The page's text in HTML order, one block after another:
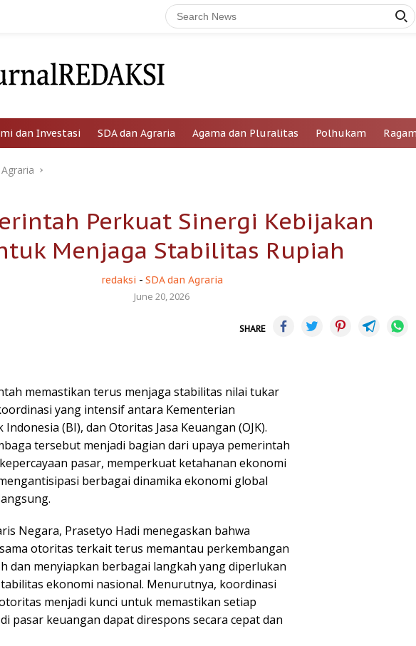
dan Investasi SDA dan Agraria Agama dan Pluralitas Polhukam Ragam
Perkuat Sinergi Kebijakan
Menjaga Stabilitas Rupiah
redaksi - SDA dan Agraria
June 20, 2026
SHARE
memastikan terus menjaga stabilitas nilai tukar
yang intensif antara Kementerian
Indonesia (BI), dan Otoritas Jasa Keuangan (OJK).
tersebut menjadi bagian dari upaya pemerintah
pasar, memperkuat ketahanan ekonomi
berbagai dinamika ekonomi global
Negara, Prasetyo Hadi menegaskan bahwa
otoritas terkait terus memantau perkembangan
dan menyiapkan berbagai langkah yang diperlukan
ekonomi nasional. Menurutnya, koordinasi
menjadi kunci untuk memastikan setiap
pasar keuangan dapat direspons secara cepat dan